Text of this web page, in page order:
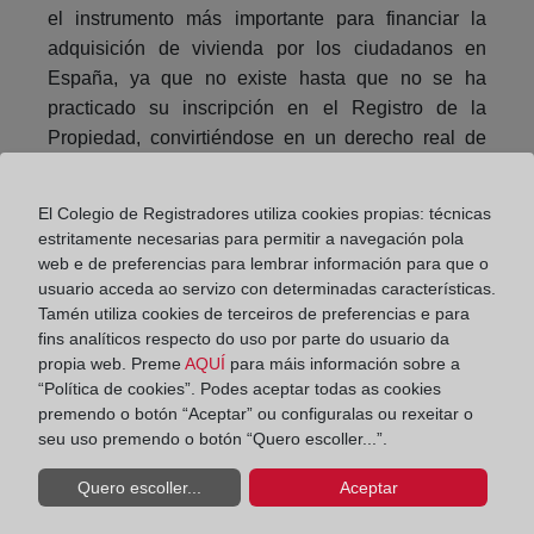
el instrumento más importante para financiar la
adquisición de vivienda por los ciudadanos en
España, ya que no existe hasta que no se ha
practicado su inscripción en el Registro de la
Propiedad, convirtiéndose en un derecho real de
Compartir:
El Colegio de Registradores inicia una campaña
El Colegio de Registradores utiliza cookies propias: técnicas
estritamente necesarias para permitir a navegación pola
web e de preferencias para lembrar información para que o
usuario acceda ao servizo con determinadas características.
Tamén utiliza cookies de terceiros de preferencias e para
fins analíticos respecto do uso por parte do usuario da
propia web. Preme AQUÍ para máis información sobre a
“Política de cookies”. Podes aceptar todas as cookies
premendo o botón “Aceptar” ou configuralas ou rexeitar o
seu uso premendo o botón “Quero escoller...”.
Quero escoller... Aceptar